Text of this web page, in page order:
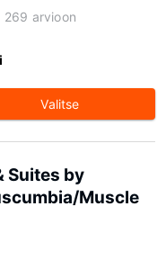
269 arvioon
Valitse
Suites by
Muscle